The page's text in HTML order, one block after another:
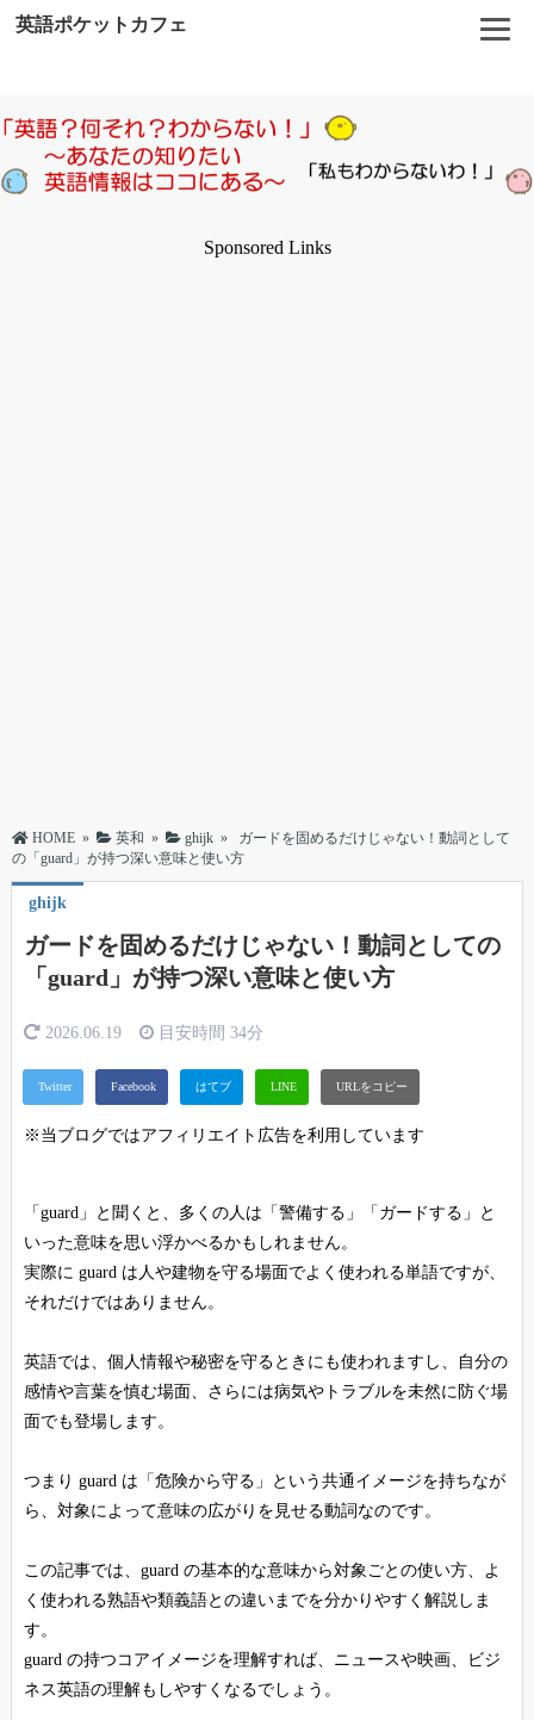
英語ポケットカフェ
Sponsored Links
HOME » 英和 » ghijk »
ガードを固めるだけじゃない！動詞として
の「guard」が持つ深い意味と使い方
ghijk
ガードを固めるだけじゃない！動詞としての
「guard」が持つ深い意味と使い方
2026.06.19 目安時間 34分
※当ブログではアフィリエイト広告を利用しています
「guard」と聞くと、多くの人は「警備する」「ガードする」と
いった意味を思い浮かべるかもしれません。
実際に guard は人や建物を守る場面でよく使われる単語ですが、
それだけではありません。
英語では、個人情報や秘密を守るときにも使われますし、自分の
感情や言葉を慎む場面、さらには病気やトラブルを未然に防ぐ場
面でも登場します。
つまり guard は「危険から守る」という共通イメージを持ちなが
ら、対象によって意味の広がりを見せる動詞なのです。
この記事では、guard の基本的な意味から対象ごとの使い方、よ
く使われる熟語や類義語との違いまでを分かりやすく解説しま
す。
guard の持つコアイメージを理解すれば、ニュースや映画、ビジ
ネス英語の理解もしやすくなるでしょう。